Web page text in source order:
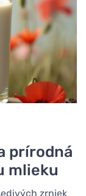
prírodná
mlieku
zrniek